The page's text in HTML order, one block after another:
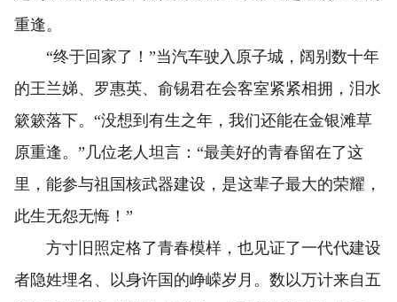
重逢。
“终于回家了！”当汽车驶入原子城，阔别数十年
的王兰娣、罗惠英、俞锡君在会客室紧紧相拥，泪水
簌簌落下。“没想到有生之年，我们还能在金银滩草
原重逢。”几位老人坦言：“最美好的青春留在了这
里，能参与祖国核武器建设，是这辈子最大的荣耀，
此生无怨无悔！”
方寸旧照定格了青春模样，也见证了一代代建设
者隐姓埋名、以身许国的峥嵘岁月。数以万计来自五